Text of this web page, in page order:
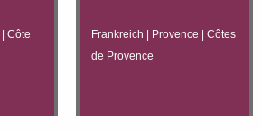
Côte
Frankreich | Provence | Côtes
de Provence